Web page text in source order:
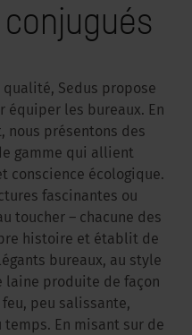
qualité, Sedus propose
équiper les bureaux. En
nous présentons des
gamme qui allient
conscience écologique.
fascinantes ou
toucher – chacune des
histoire et établit de
bureaux, au style
laine produite de façon
peu salissante,
En misant sur de